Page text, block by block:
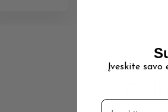
Įveskite
El. Pašto